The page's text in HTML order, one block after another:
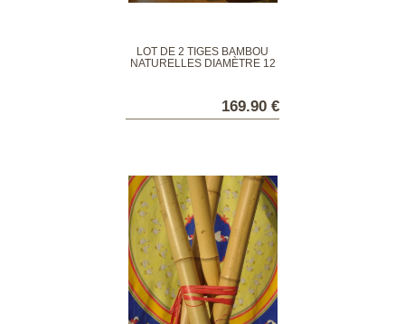
LOT DE 2 TIGES BAMBOU
NATURELLES DIAMÈTRE 12
169.90 €